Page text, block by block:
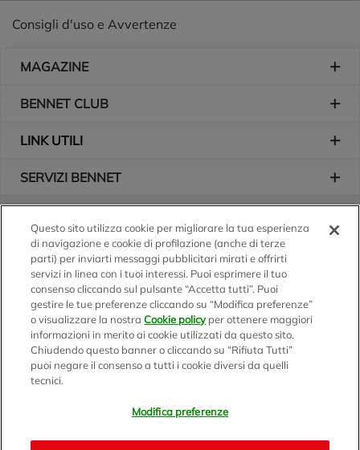
Consigli d'uso e Avvertenze
MAGAZINE
BENNET CLUB
LINK UTILI
SERVIZI BENNET
Logo Bennet
Seguici sui nostri canali
Scarica l'app
Questo sito utilizza cookie per migliorare la tua esperienza
di navigazione e cookie di profilazione (anche di terze
parti) per inviarti messaggi pubblicitari mirati e offrirti
servizi in linea con i tuoi interessi. Puoi esprimere il tuo
consenso cliccando sul pulsante “Accetta tutti”. Puoi
gestire le tue preferenze cliccando su “Modifica preferenze”
o visualizzare la nostraCookie policyper ottenere maggiori
informazioni in merito ai cookie utilizzati da questo sito.
Chiudendo questo banner o cliccando su “Rifiuta Tutti”
puoi negare il consenso a tutti i cookie diversi da quelli
tecnici.
Modifica preferenze